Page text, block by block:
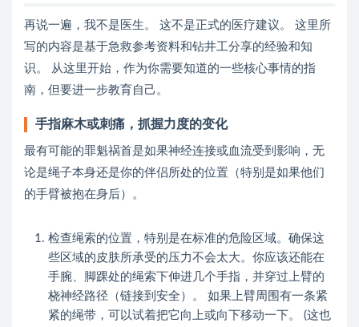
再说一遍，我不是医生。 这不是正式的医疗建议。 这里所
写的内容是基于急救参考资料和钻井工分享的经验和知
识。 从这里开始，作为你需要知道的一些核心事情的指
南，但要进一步教育自己。
手指麻木或刺痛，抓握力度的变化
最有可能的罪魁祸首是如果神经连接或血流受到影响，无
论是绳子本身还是你的伴侣所处的位置（特别是如果他们
的手臂被抱在身后）。
检查绳索的位置，特别是在标准的危险区域。确保这
些区域的皮肤所承受的压力不会太大。你应该还能在
手腕、脚踝处的绳索下伸进几个手指，并穿过上臂的
桡神经路径（链接到安全）。 如果上臂周围有一条紧
紧的绳带，可以试着把它向上或向下移动一下。 (这也